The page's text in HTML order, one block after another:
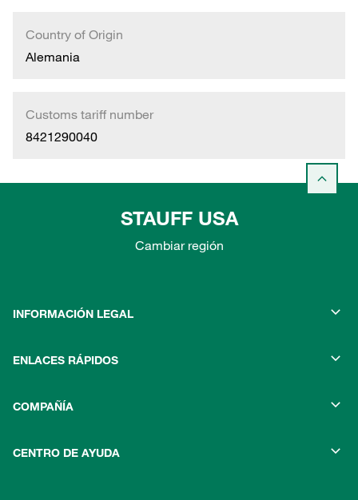
Country of Origin
Alemania
Customs tariff number
8421290040
STAUFF USA
Cambiar región
INFORMACIÓN LEGAL
ENLACES RÁPIDOS
COMPAÑÍA
CENTRO DE AYUDA